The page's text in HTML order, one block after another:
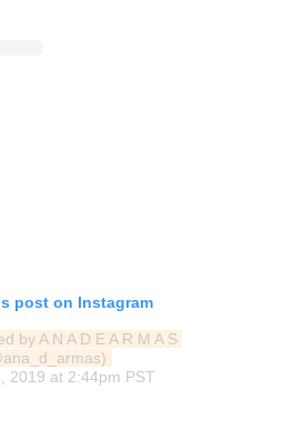
post on Instagram
by A N A D E A R M A S
2019 at 2:44pm PST